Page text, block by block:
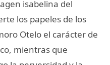
isabelina del
los papeles de los
Otelo el carácter de
mientras que